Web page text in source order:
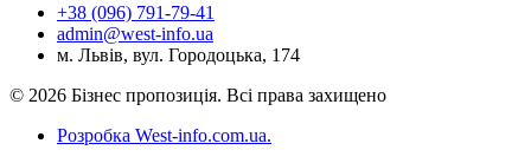
+38 (096) 791-79-41
admin@west-info.ua
м. Львів, вул. Городоцька, 174
© 2026 Бізнес пропозиція. Всі права захищено
Розробка West-info.com.ua.